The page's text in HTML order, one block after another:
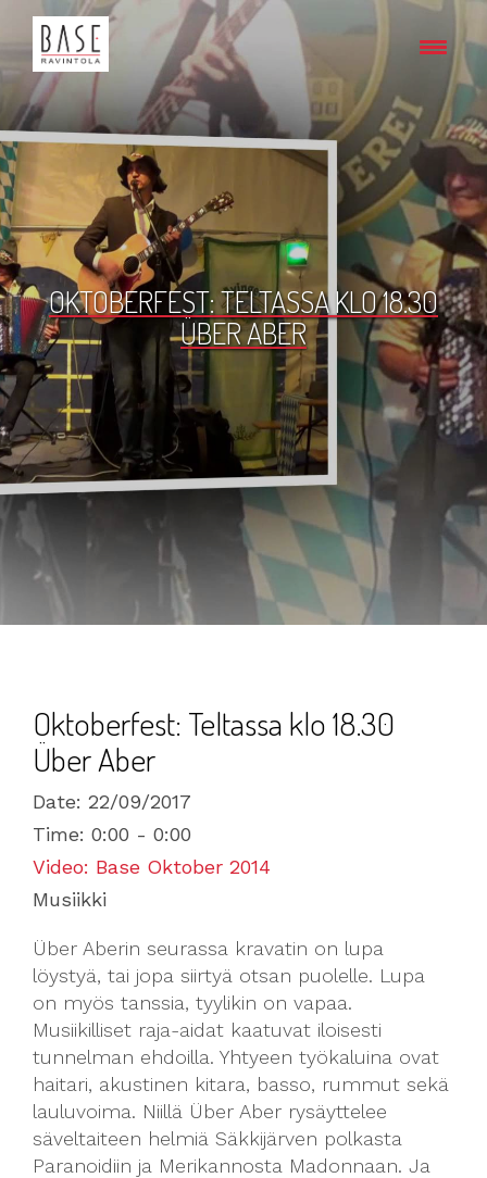
OKTOBERFEST: TELTASSA KLO 18.30
ÜBER ABER
Oktoberfest: Teltassa klo 18.30
Über Aber
Date: 22/09/2017
Time: 0:00 - 0:00
Video: Base Oktober 2014
Musiikki
Über Aberin seurassa kravatin on lupa
löystyä, tai jopa siirtyä otsan puolelle. Lupa
on myös tanssia, tyylikin on vapaa.
Musiikilliset raja-aidat kaatuvat iloisesti
tunnelman ehdoilla. Yhtyeen työkaluina ovat
haitari, akustinen kitara, basso, rummut sekä
lauluvoima. Niillä Über Aber rysäyttelee
säveltaiteen helmiä Säkkijärven polkasta
Paranoidiin ja Merikannosta Madonnaan. Ja